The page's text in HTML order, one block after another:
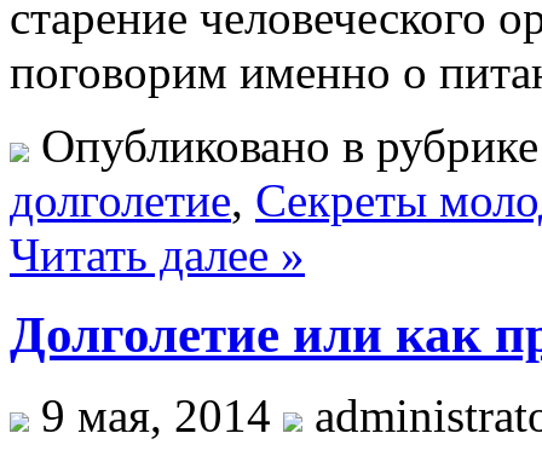
старение человеческого
поговорим именно о
Опубликовано в
долголетие, Секреты
Читать далее »
Долголетие или как
9 мая, 2014